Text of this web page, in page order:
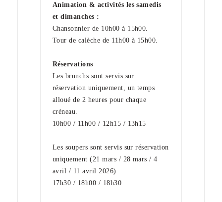
Animation & activités les samedis
et dimanches :
Chansonnier de 10h00 à 15h00.
Tour de calèche de 11h00 à 15h00.
Réservations
Les brunchs sont servis sur
réservation uniquement, un temps
alloué de 2 heures pour chaque
créneau.
10h00 / 11h00 / 12h15 / 13h15
Les soupers sont servis sur réservation
uniquement (21 mars / 28 mars / 4
avril / 11 avril 2026)
17h30 / 18h00 / 18h30